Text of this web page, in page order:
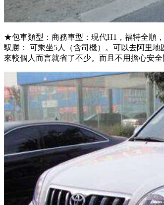
★包車類型：商務車型：現代H1，福特全順
馭勝： 可乘坐5人（含司機）。可以去阿里
來較個人而言就省了不少。而且不用擔心安